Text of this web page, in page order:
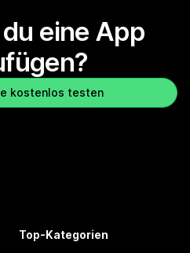
eine App
kostenlos testen
Top-Kategorien